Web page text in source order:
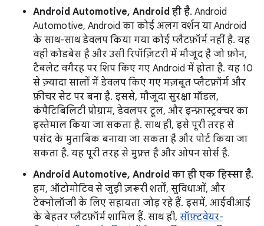
Android Automotive, Android ही है. Android
Automotive, Android का कोई अलग वर्शन या Android
के साथ-साथ डेवलप किया गया कोई प्लैटफ़ॉर्म नहीं है. यह
वही कोडबेस है और उसी रिपॉज़िटरी में मौजूद है जो फ़ोन,
टैबलेट वगैरह पर शिप किए गए Android में होता है. यह 10
से ज़्यादा सालों में डेवलप किए गए मज़बूत प्लैटफ़ॉर्म और
फ़ीचर सेट पर बना है. इससे, मौजूदा सुरक्षा मॉडल,
कंपैटिबिलिटी प्रोग्राम, डेवलपर टूल, और इन्फ़्रास्ट्रक्चर का
इस्तेमाल किया जा सकता है. साथ ही, इसे पूरी तरह से
पसंद के मुताबिक बनाया जा सकता है और पोर्ट किया जा
सकता है. यह पूरी तरह से मुफ़्त है और ओपन सोर्स है.
Android Automotive, Android का ही एक हिस्सा है.
हम, ऑटोमोटिव से जुड़ी ज़रूरी शर्तों, सुविधाओं, और
टेक्नोलॉजी के लिए सहायता जोड़ रहे हैं. इसमें, आईवीआई
के बेहतर प्लैटफ़ॉर्म शामिल हैं. साथ ही, सॉफ़्टवेयर-